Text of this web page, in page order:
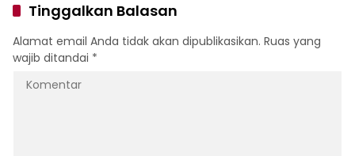
Tinggalkan Balasan
Alamat email Anda tidak akan dipublikasikan. Ruas yang
wajib ditandai *